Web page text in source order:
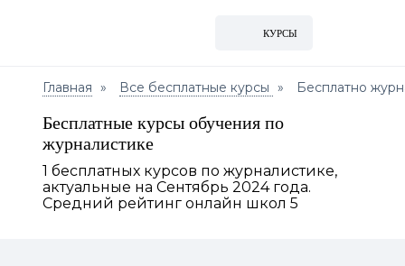
КУРСЫ
Главная Все бесплатные курсы Бесплатно
Бесплатные курсы обучения по
журналистике
1 бесплатных курсов по журналистике,
актуальные на Сентябрь 2024 года.
Средний рейтинг онлайн школ 5